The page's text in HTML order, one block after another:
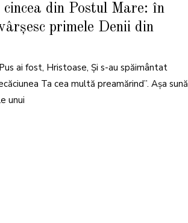
cincea din Postul Mare: în
primele Denii din
ai fost, Hristoase, Şi s-au spăimântat
Ta cea multă preamărind”. Așa sună
unui